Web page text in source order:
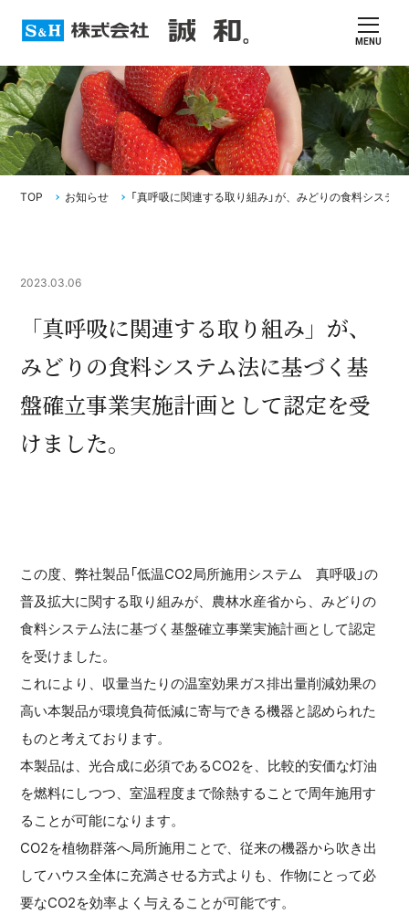
MENU
TOP お知らせ 「真呼吸に関連する取り組み」が、みどりの食料シス
2023.03.06
「真呼吸に関連する取り組み」が、
みどりの食料システム法に基づく基
盤確立事業実施計画として認定を受
けました。
この度、弊社製品「低温CO2局所施用システム 真呼吸」の
普及拡大に関する取り組みが、農林水産省から、みどりの
食料システム法に基づく基盤確立事業実施計画として認定
を受けました。
これにより、収量当たりの温室効果ガス排出量削減効果の
高い本製品が環境負荷低減に寄与できる機器と認められた
ものと考えております。
本製品は、光合成に必須であるCO2を、比較的安価な灯油
を燃料にしつつ、室温程度まで除熱することで周年施用す
ることが可能になります。
CO2を植物群落へ局所施用ことで、従来の機器から吹き出
してハウス全体に充満させる方式よりも、作物にとって必
要なCO2を効率よく与えることが可能です。